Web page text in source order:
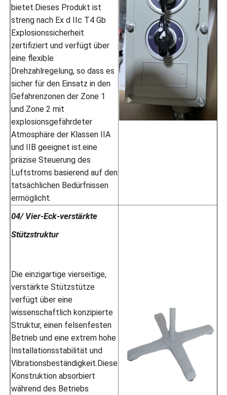
bietet.Dieses Produkt ist
streng nach Ex d IIc T4 Gb
Explosionssicherheit
zertifiziert und verfügt über
eine flexible
Drehzahlregelung, so dass es
sicher für den Einsatz in den
Gefahrenzonen der Zone 1
und Zone 2 mit
explosionsgefährdeter
Atmosphäre der Klassen IIA
und IIB geeignet ist.eine
präzise Steuerung des
Luftstroms basierend auf den
tatsächlichen Bedürfnissen
ermöglicht.
04/ Vier-Eck-verstärkte
Stützstruktur
Die einzigartige vierseitige,
verstärkte Stützstütze
verfügt über eine
wissenschaftlich konzipierte
Struktur, einen felsenfesten
Betrieb und eine extrem hohe
Installationsstabilität und
Vibrationsbeständigkeit.Diese
Konstruktion absorbiert
während des Betriebs